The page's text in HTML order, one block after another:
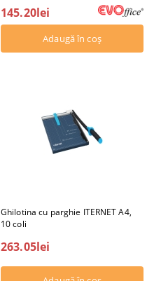
145.20lei
Ghilotina cu parghie ITERNET A4,
10 coli
263.05lei